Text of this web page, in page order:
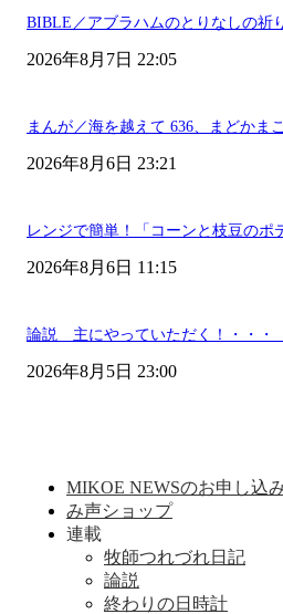
BIBLE／アブラハムのとりなしの祈
2026年8月7日 22:05
まんが／海を越えて 636、まどかまこ
2026年8月6日 23:21
レンジで簡単！「コーンと枝豆のポ
2026年8月6日 11:15
論説 主にやっていただく！・・・
2026年8月5日 23:00
MIKOE NEWSのお申し込
み声ショップ
連載
牧師つれづれ日記
論説
終わりの日時計